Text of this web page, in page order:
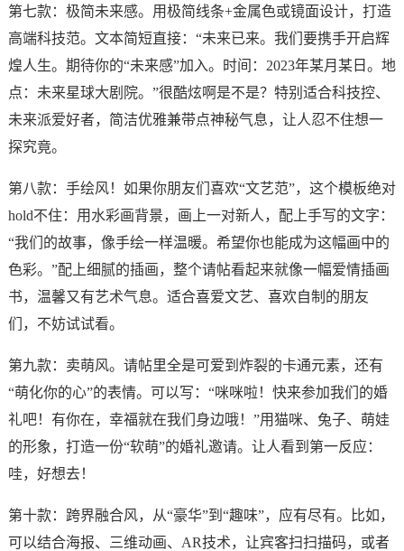
第七款：极简未来感。用极简线条+金属色或镜面设计，打造
高端科技范。文本简短直接：“未来已来。我们要携手开启辉
煌人生。期待你的“未来感”加入。时间：2023年某月某日。地
点：未来星球大剧院。”很酷炫啊是不是？特别适合科技控、
未来派爱好者，简洁优雅兼带点神秘气息，让人忍不住想一
探究竟。
第八款：手绘风！如果你朋友们喜欢“文艺范”，这个模板绝对
hold不住：用水彩画背景，画上一对新人，配上手写的文字：
“我们的故事，像手绘一样温暖。希望你也能成为这幅画中的
色彩。”配上细腻的插画，整个请帖看起来就像一幅爱情插画
书，温馨又有艺术气息。适合喜爱文艺、喜欢自制的朋友
们，不妨试试看。
第九款：卖萌风。请帖里全是可爱到炸裂的卡通元素，还有
“萌化你的心”的表情。可以写：“咪咪啦！快来参加我们的婚
礼吧！有你在，幸福就在我们身边哦！”用猫咪、兔子、萌娃
的形象，打造一份“软萌”的婚礼邀请。让人看到第一反应：
哇，好想去！
第十款：跨界融合风，从“豪华”到“趣味”，应有尽有。比如，
可以结合海报、三维动画、AR技术，让宾客扫扫描码，或者